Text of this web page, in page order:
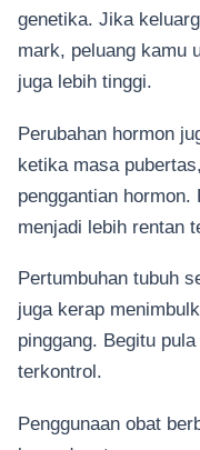
genetika. Jika
mark, peluang kamu
juga lebih tinggi.
Perubahan hormon
ketika masa
penggantian
menjadi lebih rentan
Pertumbuhan tubuh
juga kerap
pinggang. Begitu
terkontrol.
Penggunaan obat